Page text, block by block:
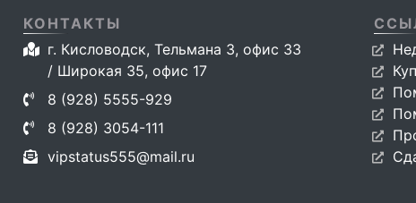
КОНТАКТЫ
г. Кисловодск, Тельмана 3, офис 33
/ Широкая 35, офис 17
8 (928) 5555-929
8 (928) 3054-111
vipstatus555@mail.ru